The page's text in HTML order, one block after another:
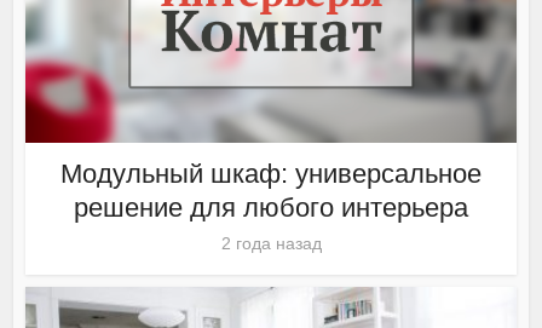
Модульный шкаф: универсальное
решение для любого интерьера
2 года назад